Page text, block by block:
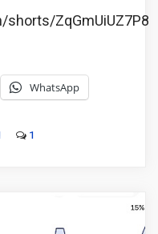
ZqGmUiUZ7P8
WhatsApp
1